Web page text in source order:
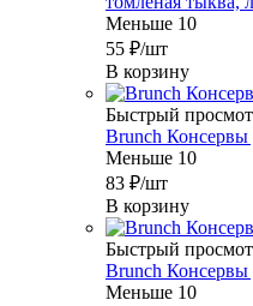
Меньше 10
55 ₽/шт
В корзину
Быстрый
Brunch Консервы
Меньше 10
83 ₽/шт
В корзину
Быстрый
Brunch Консервы
Меньше 10